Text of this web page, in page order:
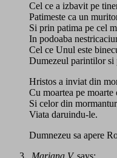
Cel ce a izbavit pe
Patimeste ca un
Si prin patima pe cel
In podoaba
Cel ce Unul este
Dumezeul parintilor si
Hristos a inviat din
Cu moartea pe moarte
Si celor din
Viata daruindu-le.
Dumnezeu sa apere
Mariana V. says: